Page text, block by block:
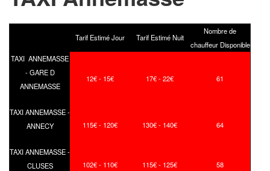
Tarif Estimé Jour Tarif Estimé Nuit
Nombre de
chauffeur Disponible
TAXI ANNEMASSE
- GARE D
ANNEMASSE
12€ - 15€ 17€ - 22€ 61
TAXI ANNEMASSE -
ANNECY
115€ - 120€ 130€ - 140€ 64
TAXI ANNEMASSE -
CLUSES
102€ - 110€ 115€ - 125€ 58